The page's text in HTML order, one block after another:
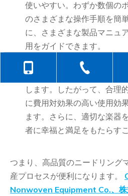
使いやすい。わずか数個の
のさまざまな操作手順を簡
に、さまざまな製品マニュ
用をガイドできます。
公正な価格。消費者は、特
ーズを満たすために、これ
します。したがって、合理
に費用対効果の高い使用効
ます。さらに、適切な楽器
者に幸福と満足をもたらす
つまり、高品質のニードリング
産プロセスが便利になります。
Nonwoven Equipment Co.、株
+86-138-6499-6670
+86-139-6232-6695
+86-512-